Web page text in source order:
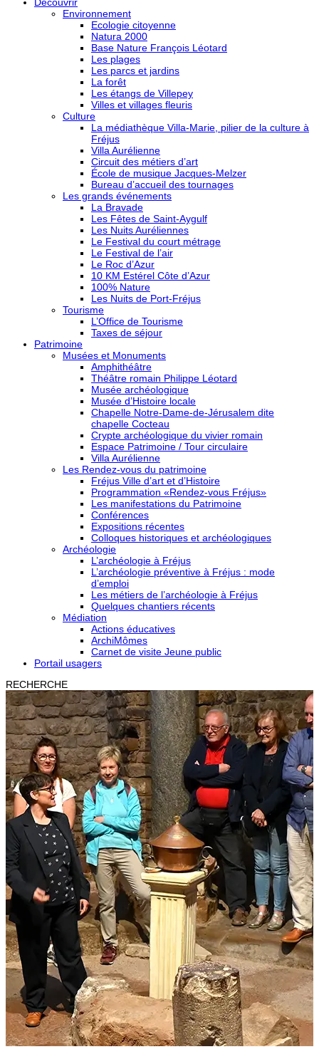
Environnement
Ecologie citoyenne
Natura 2000
Base Nature François Léotard
Les plages
Les parcs et jardins
La forêt
Les étangs de Villepey
Villes et villages fleuris
Culture
La médiathèque Villa-Marie, pilier de la culture à
Fréjus
Villa Aurélienne
Circuit des métiers d’art
École de musique Jacques-Melzer
Bureau d’accueil des tournages
Les grands événements
La Bravade
Les Fêtes de Saint-Aygulf
Les Nuits Auréliennes
Le Festival du court métrage
Le Festival de l’air
Le Roc d’Azur
10 KM Estérel Côte d’Azur
100% Nature
Les Nuits de Port-Fréjus
Tourisme
L’Office de Tourisme
Taxes de séjour
Patrimoine
Musées et Monuments
Amphithéâtre
Théâtre romain Philippe Léotard
Musée archéologique
Musée d’Histoire locale
Chapelle Notre-Dame-de-Jérusalem dite
chapelle Cocteau
Crypte archéologique du vivier romain
Espace Patrimoine / Tour circulaire
Villa Aurélienne
Les Rendez-vous du patrimoine
Fréjus Ville d’art et d’Histoire
Programmation «Rendez-vous Fréjus»
Les manifestations du Patrimoine
Conférences
Expositions récentes
Colloques historiques et archéologiques
Archéologie
L’archéologie à Fréjus
L’archéologie préventive à Fréjus : mode
d’emploi
Les métiers de l’archéologie à Fréjus
Quelques chantiers récents
Médiation
Actions éducatives
ArchiMômes
Carnet de visite Jeune public
Portail usagers
RECHERCHE